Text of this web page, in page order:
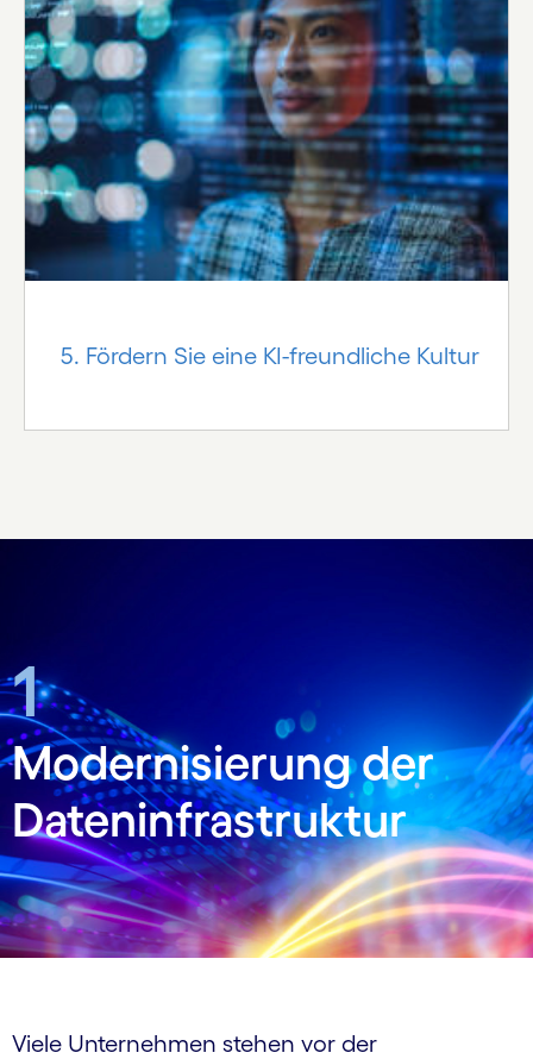
5. Fördern Sie eine KI-freundliche Kultur
1
Modernisierung der
Dateninfrastruktur
Viele Unternehmen stehen vor der